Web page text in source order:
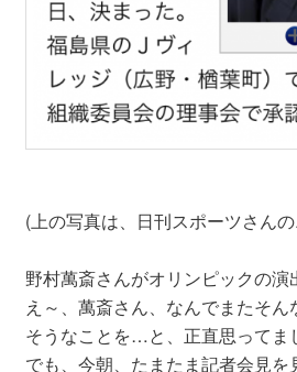
(上の写真は、日刊スポーツさんの
野村萬斎さんがオリンピックの演
え～、萬斎さん、なんでまたそん
そうなことを…と、正直思ってま
でも、今朝、たまたま記者会見を